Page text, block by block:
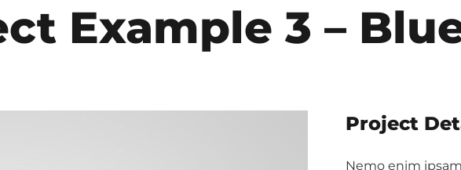
Example 3 –
Project
Nemo enim